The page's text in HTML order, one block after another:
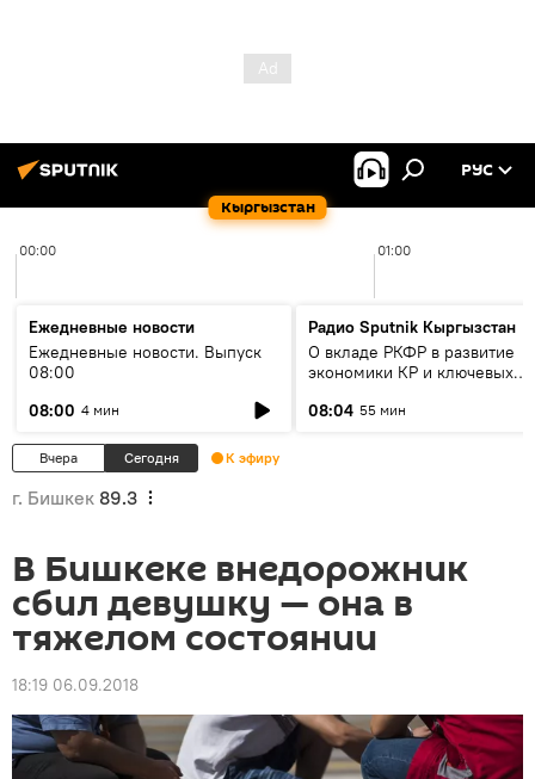
Кыргызстан
РУС
00:00 01:00
Ежедневные новости
Ежедневные новости. Выпуск
08:00
08:00 4 мин
Радио Sputnik Кыргызстан
О вкладе РКФР в развитие
экономики КР и ключевых
08:04 55 мин
Вчера Сегодня К эфиру
г. Бишкек 89.3
В Бишкеке внедорожник
сбил девушку — она в
тяжелом состоянии
18:19 06.09.2018